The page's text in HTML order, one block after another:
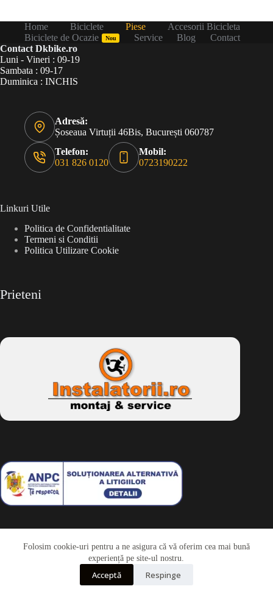
Folosim cookie-uri pentru a ne asigura că vă oferim cea mai bună
experiență pe site-ul nostru.
Acceptă Respinge
Home Biciclete Piese
Accesorii Bicicleta
Biciclete de Ocazie
Nou Service Blog
Contact
Contact Dkbike.ro
Luni - Vineri : 09-19
Sambata : 09-17
Duminica : INCHIS
Adresă:
Șoseaua Virtuții 46Bis, București 060787
Telefon:
031 826 0120
Mobil:
0723190222
Linkuri Utile
Politica de Confidentialitate
Termeni si Conditii
Politica Utilizare Cookie
Prieteni
Drepturi de autor © 2026 - Dkbike.ropowered by